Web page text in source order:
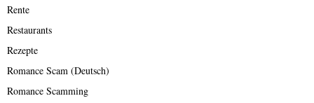
Rente
Restaurants
Rezepte
Romance Scam (Deutsch)
Romance Scamming